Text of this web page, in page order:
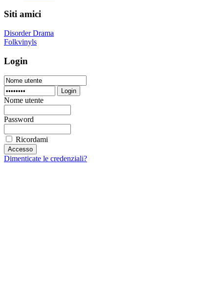
Siti amici
Disorder Drama
Folkvinyls
Login
Login
Nome utente
Password
Ricordami
Dimenticate le credenziali?